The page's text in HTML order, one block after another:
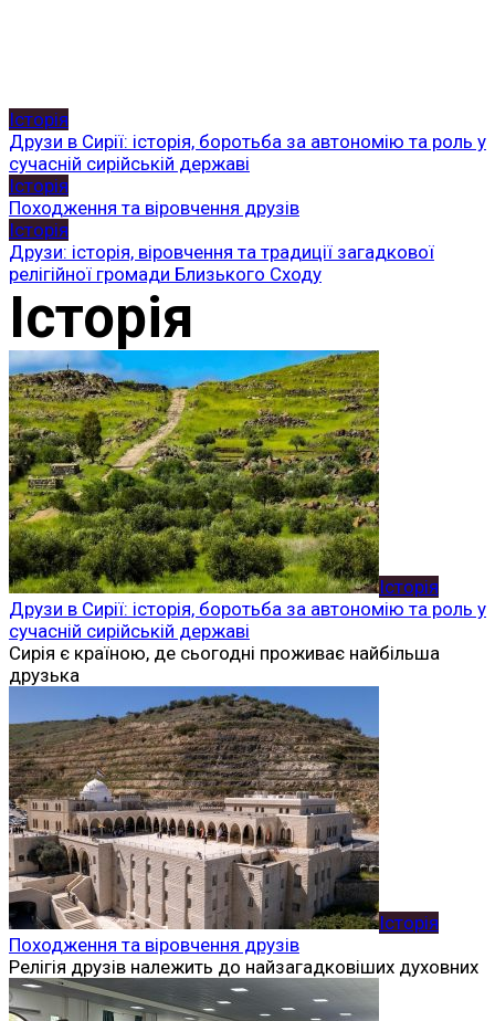
Історія
Друзи в Сирії: історія, боротьба за автономію та роль у
сучасній сирійській державі
Історія
Походження та віровчення друзів
Історія
Друзи: історія, віровчення та традиції загадкової
релігійної громади Близького Сходу
Історія
Історія
Друзи в Сирії: історія, боротьба за автономію та роль у
сучасній сирійській державі
Сирія є країною, де сьогодні проживає найбільша
друзька
Історія
Походження та віровчення друзів
Релігія друзів належить до найзагадковіших духовних